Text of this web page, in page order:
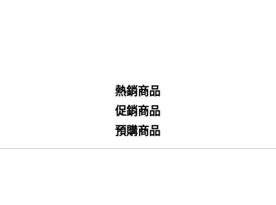
熱銷商品
促銷商品
預購商品